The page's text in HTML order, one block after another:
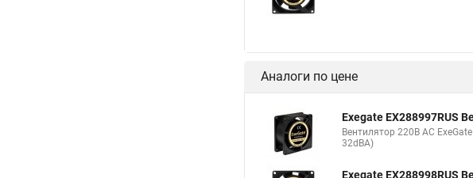
Аналоги по цене
Exegate EX288997RUS
Вентилятор 220В AC
32dBA)
Exegate EX288998RUS